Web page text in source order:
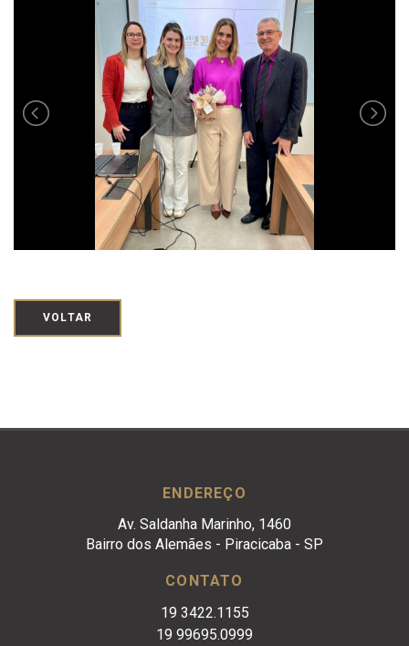
VOLTAR
ENDEREÇO
Av. Saldanha Marinho, 1460
Bairro dos Alemães - Piracicaba - SP
CONTATO
19 3422.1155
19 99695.0999